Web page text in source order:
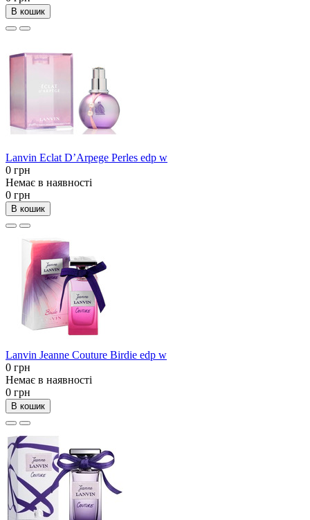
В кошик
Lanvin Eclat D’Arpege Perles edp w
0 грн
Немає в наявності
0 грн
В кошик
Lanvin Jeanne Couture Birdie edp w
0 грн
Немає в наявності
0 грн
В кошик